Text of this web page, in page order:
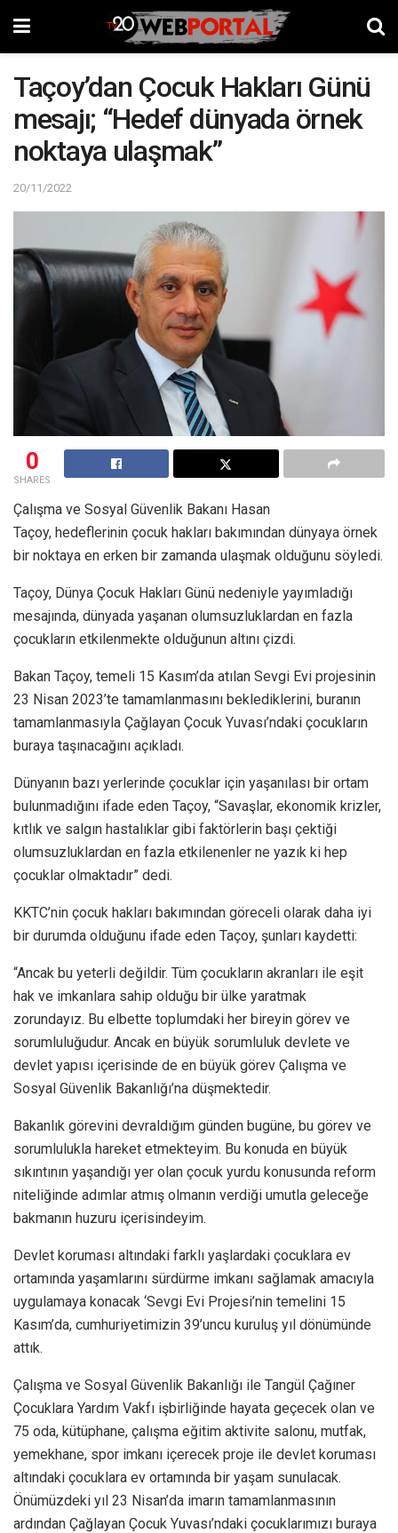
Taçoy’dan Çocuk Hakları Günü
mesajı; “Hedef dünyada örnek
noktaya ulaşmak”
20/11/2022
0
SHARES
Çalışma ve Sosyal Güvenlik Bakanı Hasan
Taçoy, hedeflerinin çocuk hakları bakımından dünyaya örnek
bir noktaya en erken bir zamanda ulaşmak olduğunu söyledi.
Taçoy, Dünya Çocuk Hakları Günü nedeniyle yayımladığı
mesajında, dünyada yaşanan olumsuzluklardan en fazla
çocukların etkilenmekte olduğunun altını çizdi.
Bakan Taçoy, temeli 15 Kasım’da atılan Sevgi Evi projesinin
23 Nisan 2023’te tamamlanmasını beklediklerini, buranın
tamamlanmasıyla Çağlayan Çocuk Yuvası’ndaki çocukların
buraya taşınacağını açıkladı.
Dünyanın bazı yerlerinde çocuklar için yaşanılası bir ortam
bulunmadığını ifade eden Taçoy, “Savaşlar, ekonomik krizler,
kıtlık ve salgın hastalıklar gibi faktörlerin başı çektiği
olumsuzluklardan en fazla etkilenenler ne yazık ki hep
çocuklar olmaktadır” dedi.
KKTC’nin çocuk hakları bakımından göreceli olarak daha iyi
bir durumda olduğunu ifade eden Taçoy, şunları kaydetti:
“Ancak bu yeterli değildir. Tüm çocukların akranları ile eşit
hak ve imkanlara sahip olduğu bir ülke yaratmak
zorundayız. Bu elbette toplumdaki her bireyin görev ve
sorumluluğudur. Ancak en büyük sorumluluk devlete ve
devlet yapısı içerisinde de en büyük görev Çalışma ve
Sosyal Güvenlik Bakanlığı’na düşmektedir.
Bakanlık görevini devraldığım günden bugüne, bu görev ve
sorumlulukla hareket etmekteyim. Bu konuda en büyük
sıkıntının yaşandığı yer olan çocuk yurdu konusunda reform
niteliğinde adımlar atmış olmanın verdiği umutla geleceğe
bakmanın huzuru içerisindeyim.
Devlet koruması altındaki farklı yaşlardaki çocuklara ev
ortamında yaşamlarını sürdürme imkanı sağlamak amacıyla
uygulamaya konacak ‘Sevgi Evi Projesi’nin temelini 15
Kasım’da, cumhuriyetimizin 39’uncu kuruluş yıl dönümünde
attık.
Çalışma ve Sosyal Güvenlik Bakanlığı ile Tangül Çağıner
Çocuklara Yardım Vakfı işbirliğinde hayata geçecek olan ve
75 oda, kütüphane, çalışma eğitim aktivite salonu, mutfak,
yemekhane, spor imkanı içerecek proje ile devlet koruması
altındaki çocuklara ev ortamında bir yaşam sunulacak.
Önümüzdeki yıl 23 Nisan’da imarın tamamlanmasının
ardından Çağlayan Çocuk Yuvası’ndaki çocuklarımızı buraya